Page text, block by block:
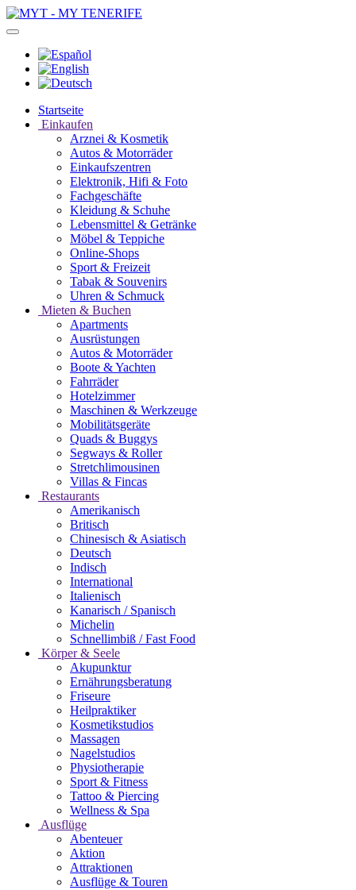
Startseite
Einkaufen
Arznei & Kosmetik
Autos & Motorräder
Einkaufszentren
Elektronik, Hifi & Foto
Fachgeschäfte
Kleidung & Schuhe
Lebensmittel & Getränke
Möbel & Teppiche
Online-Shops
Sport & Freizeit
Tabak & Souvenirs
Uhren & Schmuck
Mieten & Buchen
Apartments
Ausrüstungen
Autos & Motorräder
Boote & Yachten
Fahrräder
Hotelzimmer
Maschinen & Werkzeuge
Mobilitätsgeräte
Quads & Buggys
Segways & Roller
Stretchlimousinen
Villas & Fincas
Restaurants
Amerikanisch
Britisch
Chinesisch & Asiatisch
Deutsch
Indisch
International
Italienisch
Kanarisch / Spanisch
Michelin
Schnellimbiß / Fast Food
Körper & Seele
Akupunktur
Ernährungsberatung
Friseure
Heilpraktiker
Kosmetikstudios
Massagen
Nagelstudios
Physiotherapie
Sport & Fitness
Tattoo & Piercing
Wellness & Spa
Ausflüge
Abenteuer
Aktion
Attraktionen
Ausflüge & Touren